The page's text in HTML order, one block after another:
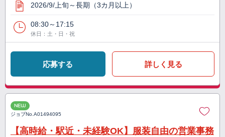
2026/9/上旬～長期（3カ月以上）
08:30～17:15
休日：土・日・祝
応募する 詳しく見る
NEW
ジョブNo.A01494095
【高時給・駅近・未経験OK】服装自由の営業事務